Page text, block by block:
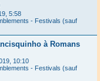
5:58
- Festivals (sauf
à Romans
10:10
- Festivals (sauf